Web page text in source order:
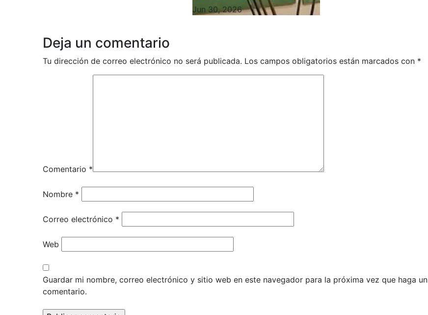
Jun 30, 2026
Deja un comentario
Tu dirección de correo electrónico no será publicada. Los campos obligatorios están marcados con *
Comentario *
Nombre *
Correo electrónico *
Web
Guardar mi nombre, correo electrónico y sitio web en este navegador para la próxima vez que haga un
comentario.